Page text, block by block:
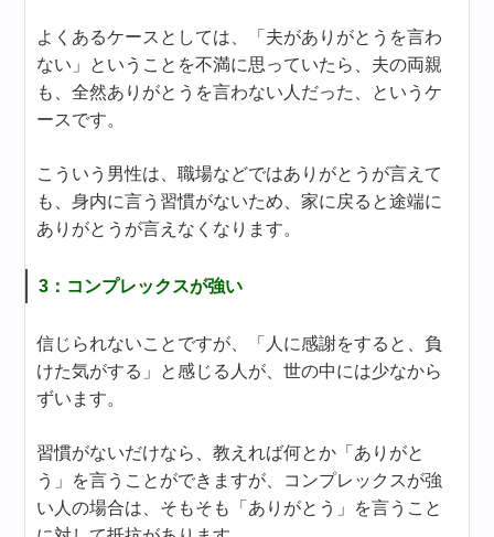
よくあるケースとしては、「夫がありがとうを言わ
ない」ということを不満に思っていたら、夫の両親
も、全然ありがとうを言わない人だった、というケ
ースです。
こういう男性は、職場などではありがとうが言えて
も、身内に言う習慣がないため、家に戻ると途端に
ありがとうが言えなくなります。
3：コンプレックスが強い
信じられないことですが、「人に感謝をすると、負
けた気がする」と感じる人が、世の中には少なから
ずいます。
習慣がないだけなら、教えれば何とか「ありがと
う」を言うことができますが、コンプレックスが強
い人の場合は、そもそも「ありがとう」を言うこと